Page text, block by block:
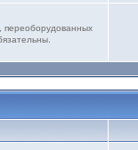
переоборудованных